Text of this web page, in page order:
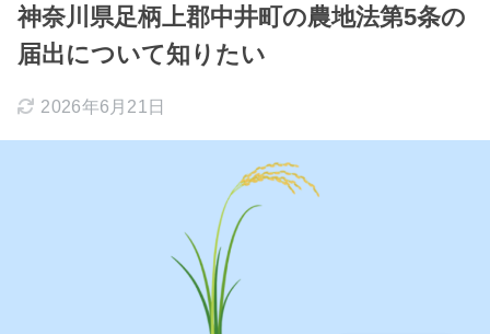
神奈川県足柄上郡中井町の農地法第5条の
届出について知りたい
2026年6月21日